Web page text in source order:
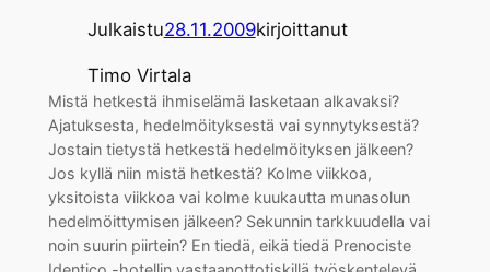
Julkaistu28.11.2009kirjoittanut
Timo Virtala
Mistä hetkestä ihmiselämä lasketaan alkavaksi?
Ajatuksesta, hedelmöityksestä vai synnytyksestä?
Jostain tietystä hetkestä hedelmöityksen jälkeen?
Jos kyllä niin mistä hetkestä? Kolme viikkoa,
yksitoista viikkoa vai kolme kuukautta munasolun
hedelmöittymisen jälkeen? Sekunnin tarkkuudella vai
noin suurin piirtein? En tiedä, eikä tiedä Prenociste